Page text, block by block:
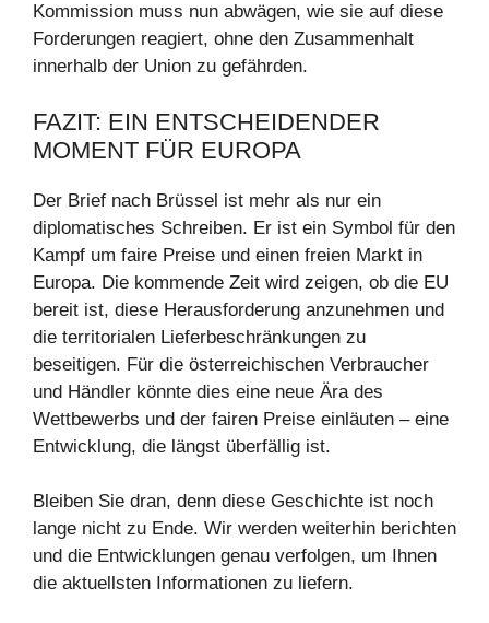
Kommission muss nun abwägen, wie sie auf diese
Forderungen reagiert, ohne den Zusammenhalt
innerhalb der Union zu gefährden.
FAZIT: EIN ENTSCHEIDENDER
MOMENT FÜR EUROPA
Der Brief nach Brüssel ist mehr als nur ein
diplomatisches Schreiben. Er ist ein Symbol für den
Kampf um faire Preise und einen freien Markt in
Europa. Die kommende Zeit wird zeigen, ob die EU
bereit ist, diese Herausforderung anzunehmen und
die territorialen Lieferbeschränkungen zu
beseitigen. Für die österreichischen Verbraucher
und Händler könnte dies eine neue Ära des
Wettbewerbs und der fairen Preise einläuten – eine
Entwicklung, die längst überfällig ist.
Bleiben Sie dran, denn diese Geschichte ist noch
lange nicht zu Ende. Wir werden weiterhin berichten
und die Entwicklungen genau verfolgen, um Ihnen
die aktuellsten Informationen zu liefern.